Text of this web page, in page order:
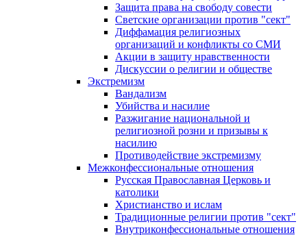
Защита права на свободу совести
Светские организации против "сект"
Диффамация религиозных
организаций и конфликты со СМИ
Акции в защиту нравственности
Дискуссии о религии и обществе
Экстремизм
Вандализм
Убийства и насилие
Разжигание национальной и
религиозной розни и призывы к
насилию
Противодействие экстремизму
Межконфессиональные отношения
Русская Православная Церковь и
католики
Христианство и ислам
Традиционные религии против "сект"
Внутриконфессиональные отношения